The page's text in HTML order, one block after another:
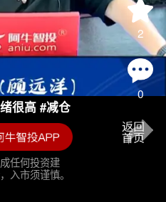
2
0
很高 #减仓
任何投资建
入市须谨慎。